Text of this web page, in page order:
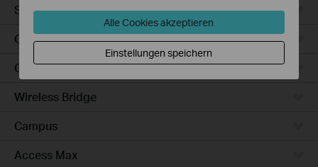
Switches
Outdoor
Gateways
Wireless Bridge
Campus
Access Max
Alle Cookies akzeptieren
Einstellungen speichern